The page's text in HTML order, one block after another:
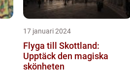
17 januari 2024
Flyga till Skottland:
Upptäck den magiska
skönheten